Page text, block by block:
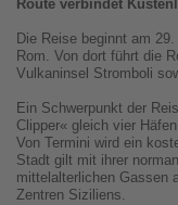
Route verbindet
Die Reise beginnt am
Rom. Von dort führt die
Vulkaninsel Stromboli
Ein Schwerpunkt der
Clipper« gleich vier
Von Termini wird ein
Stadt gilt mit ihrer
mittelalterlichen Gassen
Zentren Siziliens.